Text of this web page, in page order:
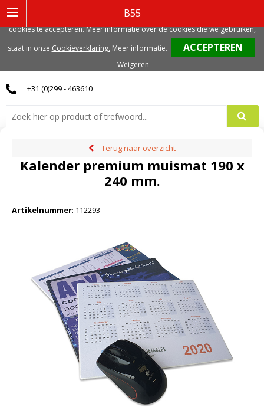
B55
0
+31 (0)299 - 463610
Terug naar overzicht
Kalender premium muismat 190 x
240 mm.
Artikelnummer: 112293
gerelateerde cookies. Voor de beste gebruikerservaring, adviseren we deze
cookies te accepteren. Meer informatie over de cookies die we gebruiken,
staat in onze Cookieverklaring. Meer informatie.
Weigeren